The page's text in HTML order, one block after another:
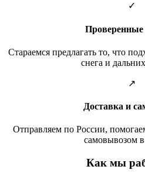
✓
Стараемся предлагать то, что
снега и
↗
Доставка и
Отправляем по России,
самовывозом
Как мы